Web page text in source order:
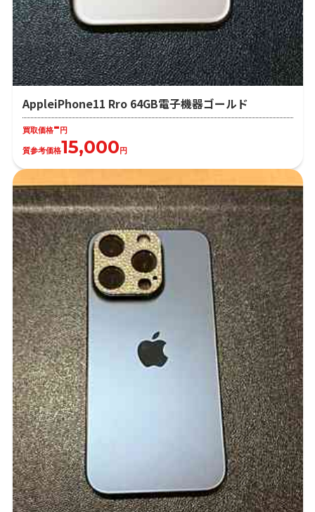
AppleiPhone11 Rro 64GB電子機器ゴールド
買取価格- 円
質参考価格15,000 円